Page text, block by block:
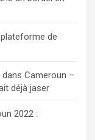
de
dans Cameroun –
déjà jaser
2022 :